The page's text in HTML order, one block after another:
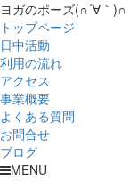
ヨガのポーズ(∩´∀｀
トップページ
日中活動
利用の流れ
アクセス
事業概要
よくある質問
お問合せ
ブログ
MENU